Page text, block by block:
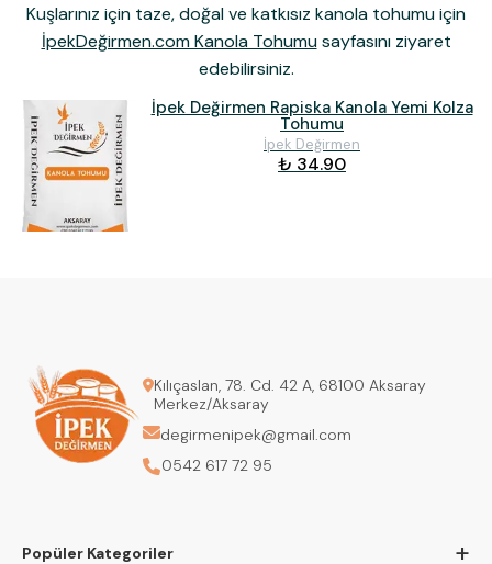
Kuşlarınız için taze, doğal ve katkısız kanola tohumu için
İpekDeğirmen.com Kanola Tohumusayfasını ziyaret
edebilirsiniz.
İpek Değirmen Rapiska Kanola Yemi Kolza
Tohumu
İpek Değirmen
₺ 34.90
Kılıçaslan, 78. Cd. 42 A, 68100 Aksaray
Merkez/Aksaray
degirmenipek@gmail.com
0542 617 72 95
Popüler Kategoriler +